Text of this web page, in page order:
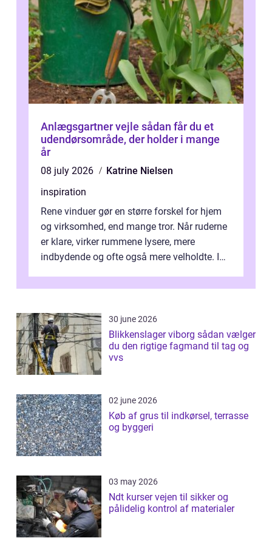
Anlægsgartner vejle sådan får du et
udendørsområde, der holder i mange
år
08 july 2026
Katrine Nielsen
inspiration
Rene vinduer gør en større forskel for hjem
og virksomhed, end mange tror. Når ruderne
er klare, virker rummene lysere, mere
indbydende og ofte også mere velholdte. I
30 june 2026
Blikkenslager viborg sådan vælger
du den rigtige fagmand til tag og
vvs
02 june 2026
Køb af grus til indkørsel, terrasse
og byggeri
03 may 2026
Ndt kurser vejen til sikker og
pålidelig kontrol af materialer